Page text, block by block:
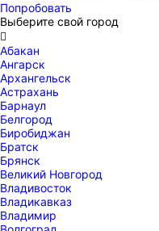
Попробовать
Выберите свой город

Абакан
Ангарск
Архангельск
Астрахань
Барнаул
Белгород
Биробиджан
Братск
Брянск
Великий Новгород
Владивосток
Владикавказ
Владимир